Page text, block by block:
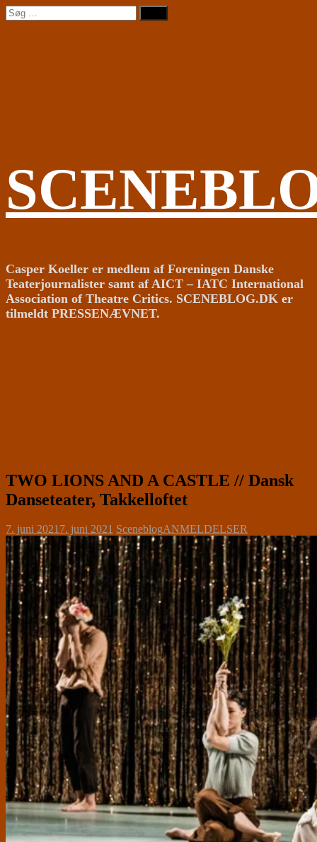
Videre
til
Søg
efter:
Casper Koeller er medlem af Foreningen Danske
Teaterjournalister samt af AICT – IATC International
Association of Theatre Critics. SCENEBLOG.DK er
tilmeldt PRESSENÆVNET.
TWO LIONS AND A CASTLE // Dansk
Danseteater, Takkelloftet
7. juni 20217. juni 2021 SceneblogANMELDELSER